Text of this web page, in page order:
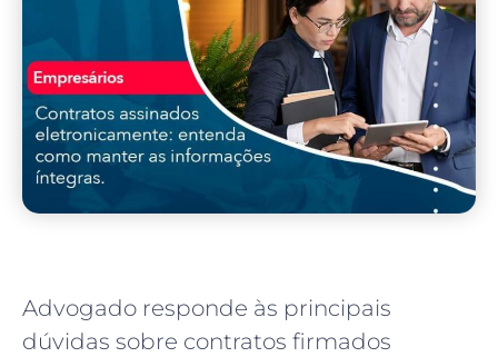
Advogado responde às principais
dúvidas sobre contratos firmados